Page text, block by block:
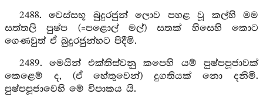
2488. වෙස්සභූ බුදුරජුන් ලොව පහළ වූ කල්හි මම
සත්තලි පුෂ්ප (=පළොල් මල්) සතක් හිසෙහි කොට
ගෙණවුත් ඒ බුදුරජුන්හට පිදීමි.
2489. මෙයින් එක්තිස්වනු කපෙහි යම් පුෂ්පපූජාවක්
කෙළෙම් ද, (ඒ හේතුවෙන්) දුගතියක් නො දනිමි.
පුෂ්පපූජාවෙහි මේ විපාකය යි.